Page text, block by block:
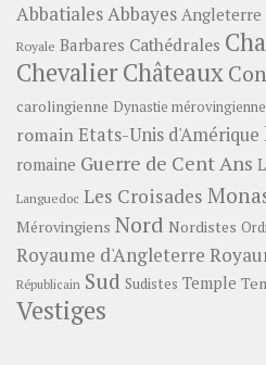
AbbatialesAbbayes Angleterre
Royale Barbares Cathédrales
ChevalierChâteaux
carolingienne Dynastie mérovingienne
romainEtats-Unis d'Amérique
romaine Guerre de Cent Ans
Languedoc Les Croisades
Mérovingiens Nord Nordistes
Royaume d'Angleterre
Républicain Sud Sudistes Temple
Vestiges